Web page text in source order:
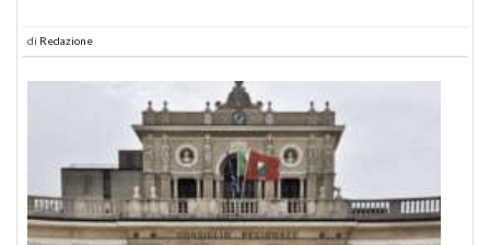
di Redazione